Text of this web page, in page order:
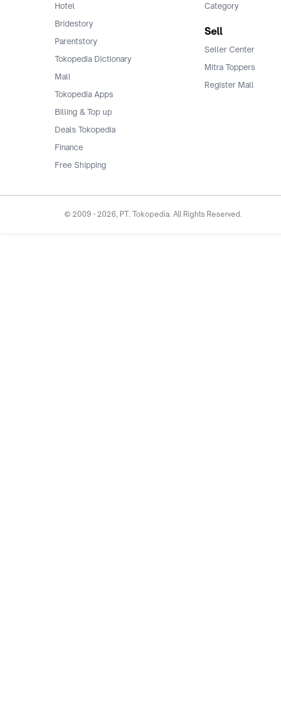
Hotel
Bridestory
Parentstory
Tokopedia Dictionary
Mall
Tokopedia Apps
Billing & Top up
Deals Tokopedia
Finance
Free Shipping
Category
Sell
Seller Center
Mitra Toppers
Register Mall
© 2009 - 2026, PT. Tokopedia. All Rights Reserved.